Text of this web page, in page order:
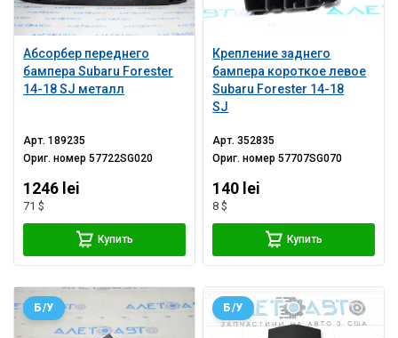
Абсорбер переднего
бампера Subaru Forester
14-18 SJ металл
Арт.189235
Ориг. номер57722SG020
1246 lei
71 $
Купить
Крепление заднего
бампера короткое левое
Subaru Forester 14-18
SJ
Арт.352835
Ориг. номер57707SG070
140 lei
8 $
Купить
Б/У Б/У